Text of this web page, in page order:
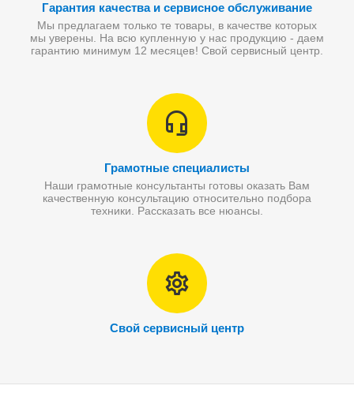
Гарантия качества и сервисное обслуживание
Мы предлагаем только те товары, в качестве которых
мы уверены. На всю купленную у нас продукцию - даем
гарантию минимум 12 месяцев! Свой сервисный центр.
Грамотные специалисты
Наши грамотные консультанты готовы оказать Вам
качественную консультацию относительно подбора
техники. Рассказать все нюансы.
Свой сервисный центр